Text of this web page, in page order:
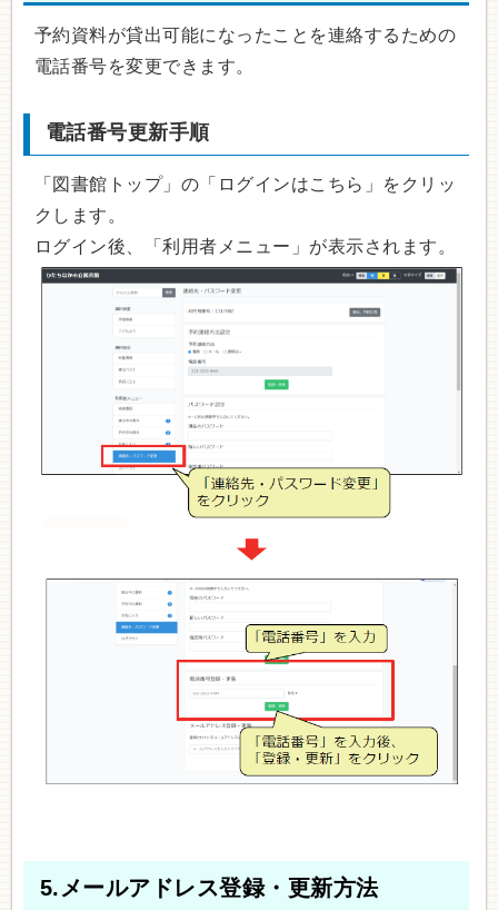
予約資料が貸出可能になったことを連絡するための
電話番号を変更できます。
電話番号更新手順
「図書館トップ」の「ログインはこちら」をクリッ
クします。
ログイン後、「利用者メニュー」が表示されます。
5.メールアドレス登録・更新方法